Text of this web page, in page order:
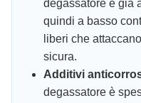
degassatore è già
quindi a basso
liberi che
sicura.
Additivi
degassatore è